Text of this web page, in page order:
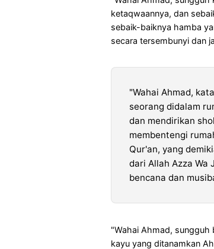
ketaqwaannya, dan
sebaik-baiknya hamba
secara tersembunyi dan
"Wahai Ahmad,
seorang didalam
dan mendirikan
membentengi
Qur'an, yang
dari Allah Azza
bencana dan
"Wahai Ahmad, sungguh
kayu yang ditanamkan